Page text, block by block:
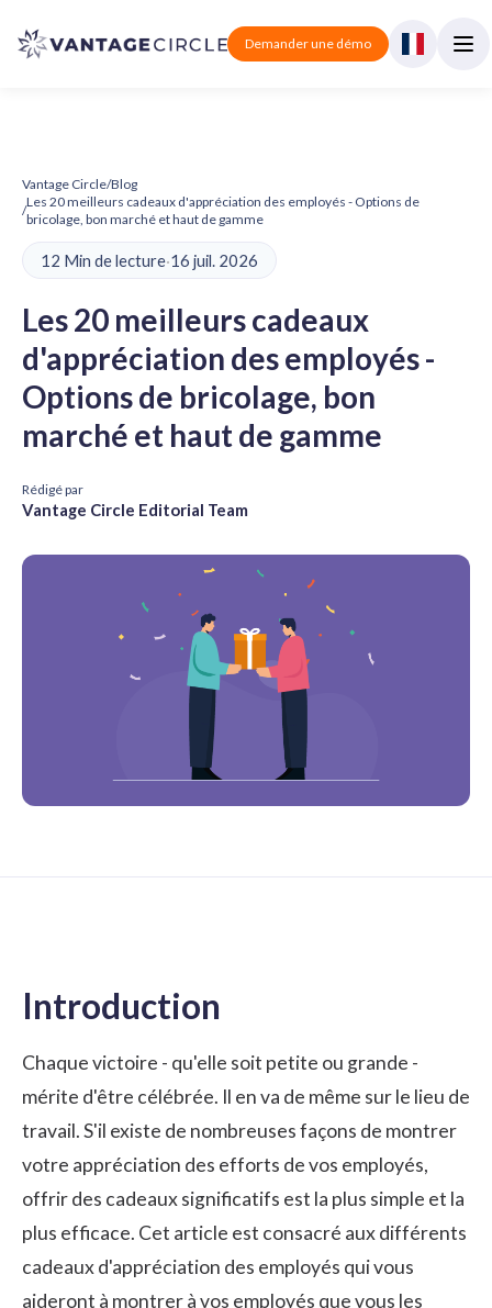
Demander une démo
Vantage Circle/Blog
/
Les 20 meilleurs cadeaux d'appréciation des employés - Options de
bricolage, bon marché et haut de gamme
12 Min de lecture·16 juil. 2026
Les 20 meilleurs cadeaux
d'appréciation des employés -
Options de bricolage, bon
marché et haut de gamme
Rédigé par
Vantage Circle Editorial Team
Introduction
Chaque victoire - qu'elle soit petite ou grande -
mérite d'être célébrée. Il en va de même sur le lieu de
travail. S'il existe de nombreuses façons de montrer
votre appréciation des efforts de vos employés,
offrir des cadeaux significatifs est la plus simple et la
plus efficace. Cet article est consacré aux différents
cadeaux d'appréciation des employés qui vous
aideront à montrer à vos employés que vous les